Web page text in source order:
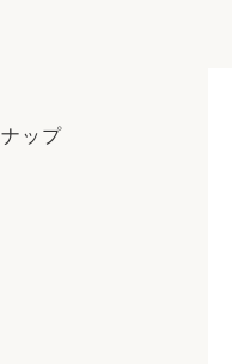
ション
ップ